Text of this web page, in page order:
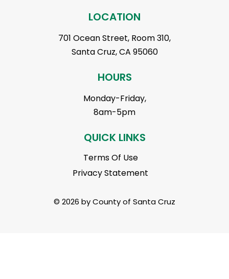
LOCATION
701 Ocean Street, Room 310,
Santa Cruz, CA 95060
HOURS
Monday-Friday,
8am-5pm
QUICK LINKS
Terms Of Use
Privacy Statement
© 2026 by County of Santa Cruz